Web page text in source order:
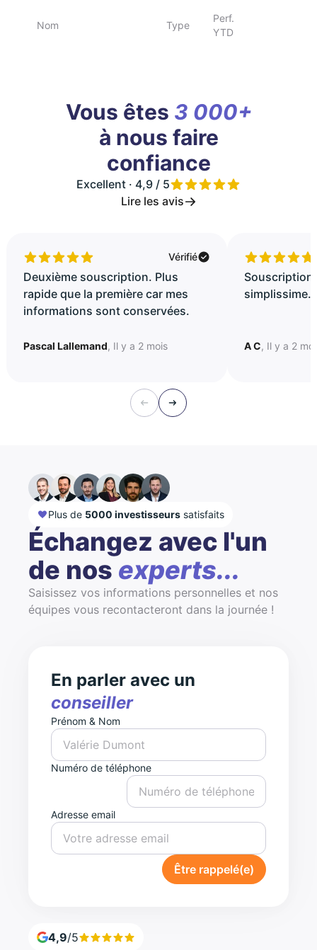
Nom Type
Perf.
YTD
Vous êtes 3 000+
à nous faire
confiance
Excellent · 4,9 / 5
Lire les avis
Vérifié
Deuxième souscription. Plus
rapide que la première car mes
informations sont conservées.
Pascal Lallemand, Il y a 2 mois
Souscription
A C, Il y a 2
Plus de 5000 investisseurs satisfaits
Échangez avec l'un
de nos experts...
Saisissez vos informations personnelles et nos
équipes vous recontacteront dans la journée !
En parler avec un
conseiller
Prénom & Nom
Numéro de téléphone
Adresse email
Être rappelé(e)
4,9/5